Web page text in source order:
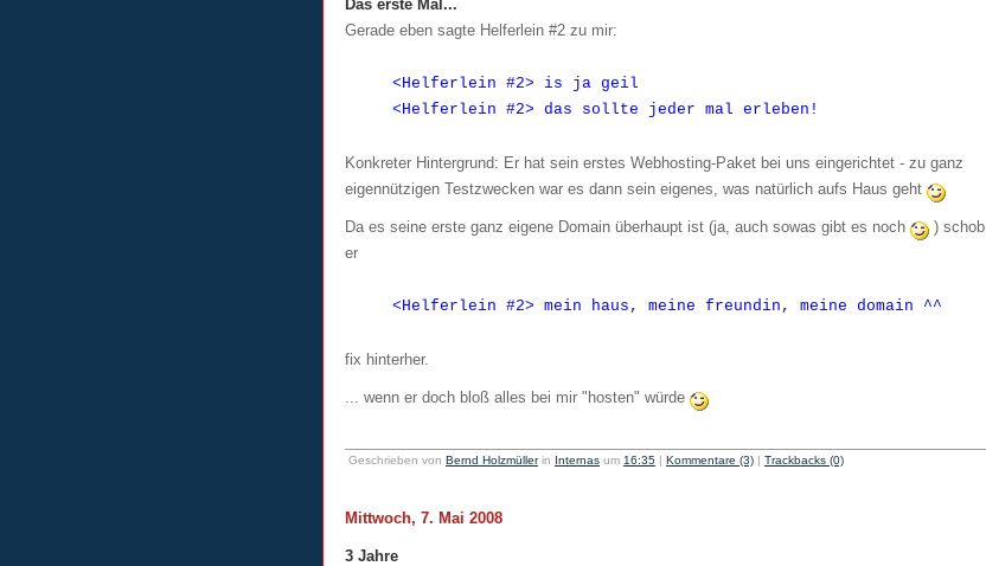
Das erste Mal...
Gerade eben sagte Helferlein #2 zu mir:
<Helferlein #2> is ja geil
<Helferlein #2> das sollte jeder mal erleben!
Konkreter Hintergrund: Er hat sein erstes Webhosting-Paket bei uns eingerichtet - zu ganz
eigennützigen Testzwecken war es dann sein eigenes, was natürlich aufs Haus geht
Da es seine erste ganz eigene Domain überhaupt ist (ja, auch sowas gibt es noch
) schob
er
<Helferlein #2> mein haus, meine freundin, meine domain ^^
fix hinterher.
... wenn er doch bloß alles bei mir "hosten" würde
Geschrieben von Bernd Holzmüllerin Internas um 16:35 | Kommentare (3) | Trackbacks (0)
Mittwoch, 7. Mai 2008
3 Jahre